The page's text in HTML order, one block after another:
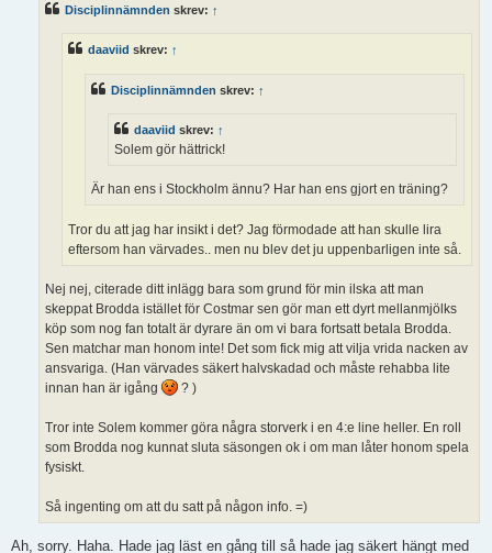
Disciplinnämnden skrev: ↑
daaviid skrev: ↑
Disciplinnämnden skrev: ↑
daaviid skrev: ↑
Solem gör hättrick!
Är han ens i Stockholm ännu? Har han ens gjort en träning?
Tror du att jag har insikt i det? Jag förmodade att han skulle lira
eftersom han värvades.. men nu blev det ju uppenbarligen inte så.
Nej nej, citerade ditt inlägg bara som grund för min ilska att man
skeppat Brodda istället för Costmar sen gör man ett dyrt mellanmjölks
köp som nog fan totalt är dyrare än om vi bara fortsatt betala Brodda.
Sen matchar man honom inte! Det som fick mig att vilja vrida nacken av
ansvariga. (Han värvades säkert halvskadad och måste rehabba lite
innan han är igång
? )
Tror inte Solem kommer göra några storverk i en 4:e line heller. En roll
som Brodda nog kunnat sluta säsongen ok i om man låter honom spela
fysiskt.
Så ingenting om att du satt på någon info. =)
Ah, sorry. Haha. Hade jag läst en gång till så hade jag säkert hängt med